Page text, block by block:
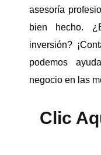
asesoría
bien hecho.
inversión?
podemos
negocio en las
Clic